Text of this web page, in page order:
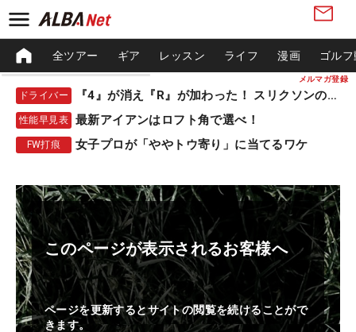
メルマガ登録
全ツアー ギア レッスン ライフ 漫画 ゴル
ドライバー 『4』が消え『R』が加わった！ スリクソンの新作
性能早見表 最新アイアンはロフト角で選べ！
FW打痕 女子プロが「ややトウ寄り」に当てるワケ
このページが表示されるお客様へ
ページを更新するとサイトの閲覧を続けることがで
きます。